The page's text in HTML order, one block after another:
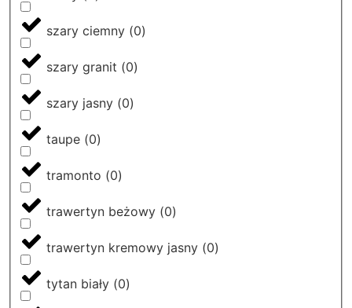
szary ciemny (0)
szary granit (0)
szary jasny (0)
taupe (0)
tramonto (0)
trawertyn beżowy (0)
trawertyn kremowy jasny (0)
tytan biały (0)